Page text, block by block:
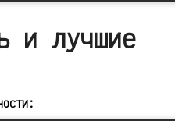
и лучшие